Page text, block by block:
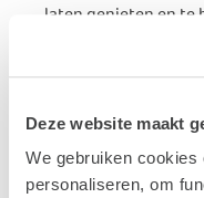
Deze website maakt
We gebruiken
personaliseren, om
laten genieten en te
Vond je dit
Ontvang de